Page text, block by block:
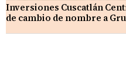
Inversiones Cuscatlán
de cambio de nombre a